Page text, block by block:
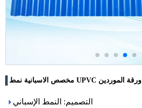
مخصص الاسبانية نمط UPVC ورقة الموردين
التصميم: النمط الإسباني